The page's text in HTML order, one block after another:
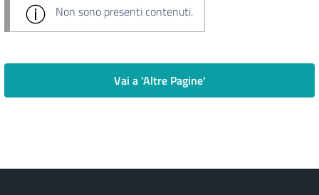
Non sono presenti contenuti.
Vai a 'Altre Pagine'